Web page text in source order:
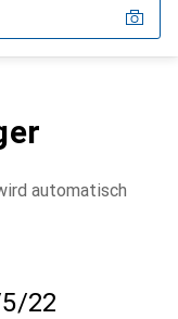
automatisch
22